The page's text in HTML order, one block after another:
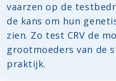
vaarzen op de
de kans om hun
zien. Zo test CRV de
grootmoeders van de
praktijk.